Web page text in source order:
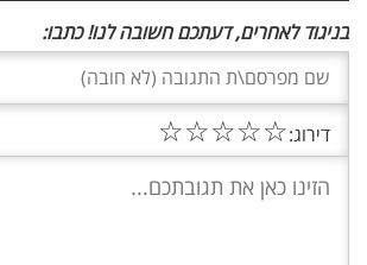
בניגוד לאחרים, דעתכם חשובה לנו! כתבו:
דירוג:☆
☆
☆
☆
☆